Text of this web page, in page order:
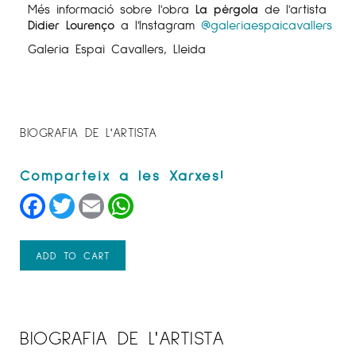
Més informació sobre l'obra La pérgola de l'artista
Didier Lourenço a l'Instagram @galeriaespaicavallers
Galeria Espai Cavallers, Lleida
BIOGRAFIA DE L'ARTISTA
Facebook
TwitterEmail
ADD TO CART
BIOGRAFIA DE L'ARTISTA